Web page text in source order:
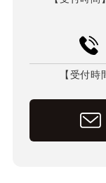
【受付